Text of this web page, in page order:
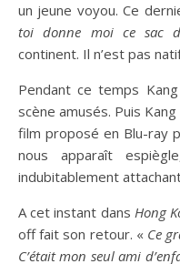
un jeune voyou. Ce
toi donne moi ce sac
continent. Il n’est pas
Pendant ce temps
scène amusés. Puis
film proposé en Blu-ray
nous apparaît
indubitablement
A cet instant dans Hong
off fait son retour. « Ce
C’était mon seul ami